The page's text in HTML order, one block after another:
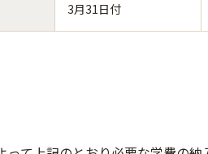
3月31日付